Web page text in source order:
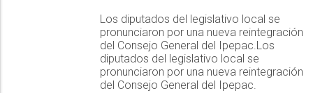
Los diputados del legislativo local se
pronunciaron por una nueva reintegración
del Consejo General del Ipepac.Los
diputados del legislativo local se
pronunciaron por una nueva reintegración
del Consejo General del Ipepac.